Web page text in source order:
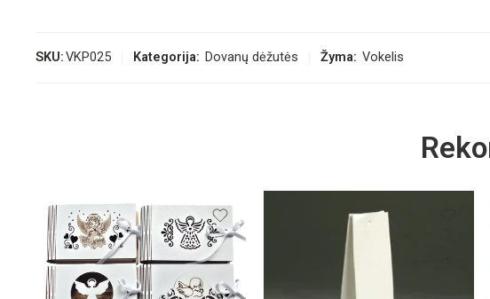
SKU:VKP025 Kategorija: Dovanų dėžutės Žyma: Vokelis
Dėžutė nr.1